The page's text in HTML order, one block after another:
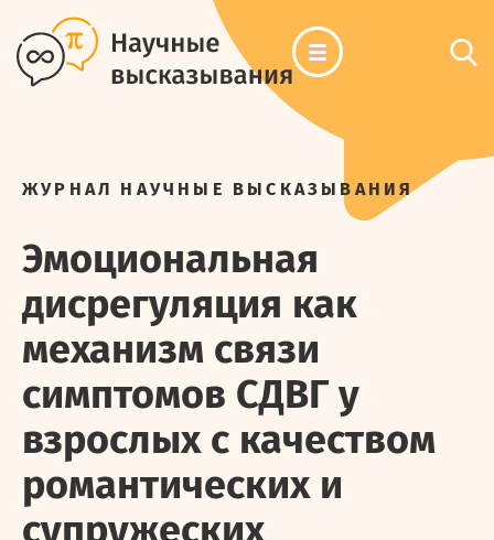
ЖУРНАЛ НАУЧНЫЕ ВЫСКАЗЫВАНИЯ
Эмоциональная
дисрегуляция как
механизм связи
симптомов СДВГ у
взрослых с качеством
романтических и
супружеских